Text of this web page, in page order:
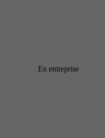
En entreprise